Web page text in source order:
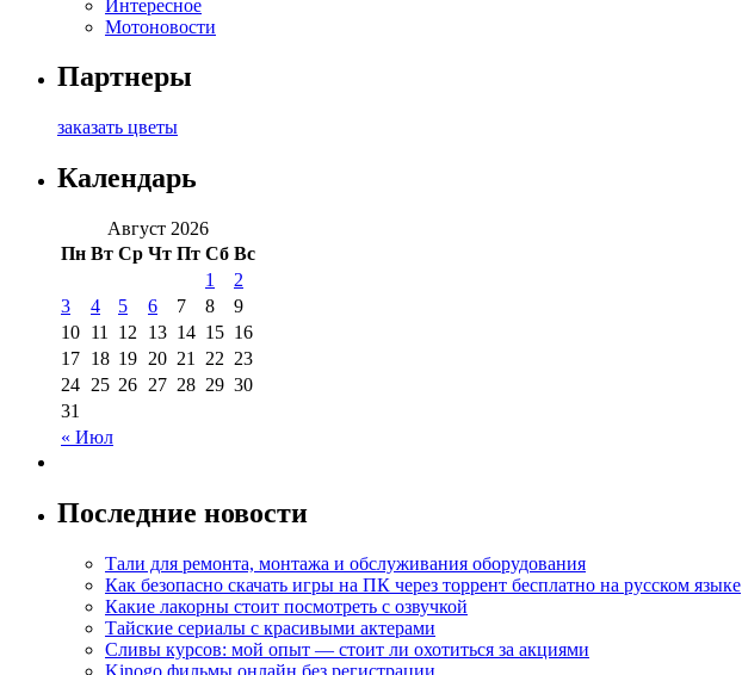
Интересное
Мотоновости
Партнеры
заказать цветы
Календарь
Август 2026
Пн Вт Ср Чт Пт Сб Вс
« Июл
1
2
3
4 5 6 7 8
9
10 11 12 13 14 15 16
17 18 19 20 21 22 23
24 25 26 27 28 29 30
31
Последние новости
Тали для ремонта, монтажа и обслуживания оборудования
Как безопасно скачать игры на ПК через торрент бесплатно на русском языке
Какие лакорны стоит посмотреть с озвучкой
Тайские сериалы с красивыми актерами
Сливы курсов: мой опыт — стоит ли охотиться за акциями
Kinogo фильмы онлайн без регистрации